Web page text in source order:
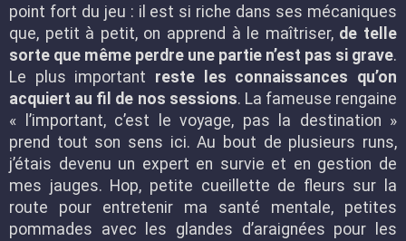
point fort du jeu : il est si riche dans ses mécaniques
que, petit à petit, on apprend à le maîtriser, de telle
sorte que même perdre une partie n’est pas si grave.
Le plus important reste les connaissances qu’on
acquiert au fil de nos sessions. La fameuse rengaine
« l’important, c’est le voyage, pas la destination »
prend tout son sens ici. Au bout de plusieurs runs,
j’étais devenu un expert en survie et en gestion de
mes jauges. Hop, petite cueillette de fleurs sur la
route pour entretenir ma santé mentale, petites
pommades avec les glandes d’araignées pour les